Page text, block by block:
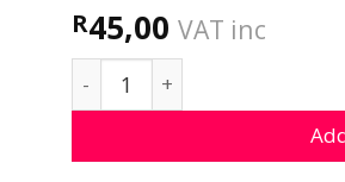
R45,00 VAT inc
Graad 1 Wiskunde Kwartaal